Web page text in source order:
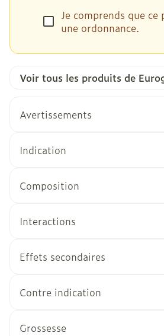
Je comprends que
une ordonnance.
Voir tous les produits de
Avertissements
Indication
Composition
Interactions
Effets secondaires
Contre indication
Grossesse